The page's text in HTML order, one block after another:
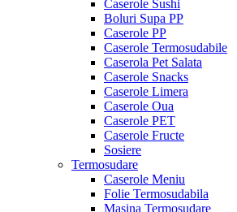
Caserole Sushi
Boluri Supa PP
Caserole PP
Caserole Termosudabile
Caserola Pet Salata
Caserole Snacks
Caserole Limera
Caserole Oua
Caserole PET
Caserole Fructe
Sosiere
Termosudare
Caserole Meniu
Folie Termosudabila
Masina Termosudare